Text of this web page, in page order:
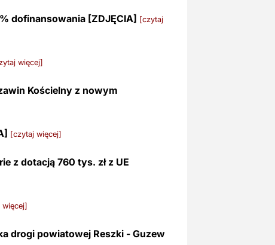
dofinansowania [ZDJĘCIA] [czytaj
więcej]
Kościelny z nowym
[czytaj więcej]
z dotacją 760 tys. zł z UE
drogi powiatowej Reszki - Guzew